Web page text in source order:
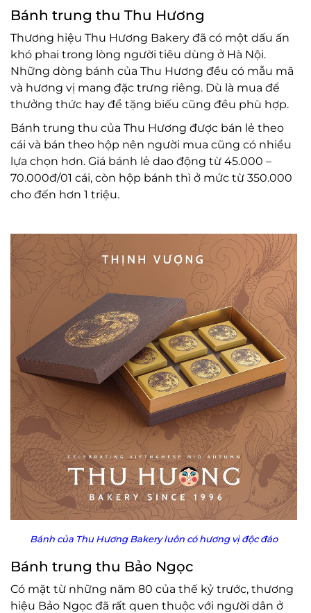
Bánh trung thu Thu Hương
Thương hiệu Thu Hương Bakery đã có một dấu ấn
khó phai trong lòng người tiêu dùng ở Hà Nội.
Những dòng bánh của Thu Hương đều có mẫu mã
và hương vị mang đặc trưng riêng. Dù là mua để
thưởng thức hay để tặng biếu cũng đều phù hợp.
Bánh trung thu của Thu Hương được bán lẻ theo
cái và bán theo hộp nên người mua cũng có nhiều
lựa chọn hơn. Giá bánh lẻ dao động từ 45.000 –
70.000đ/01 cái, còn hộp bánh thì ở mức từ 350.000
cho đến hơn 1 triệu.
Bánh của Thu Hương Bakery luôn có hương vị độc đáo
Bánh trung thu Bảo Ngọc
Có mặt từ những năm 80 của thế kỷ trước, thương
hiệu Bảo Ngọc đã rất quen thuộc với người dân ở